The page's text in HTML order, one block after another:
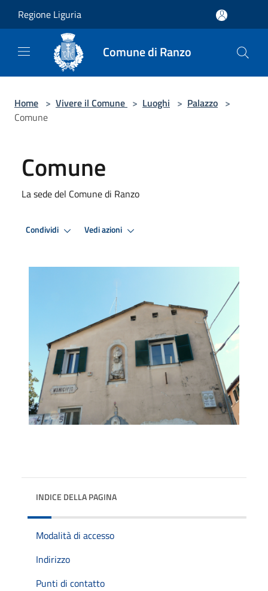
Regione Liguria
Comune di Ranzo
Home > Vivere il Comune > Luoghi > Palazzo >
Comune
Comune
La sede del Comune di Ranzo
Condividi Vedi azioni
INDICE DELLA PAGINA
Modalità di accesso
Indirizzo
Punti di contatto